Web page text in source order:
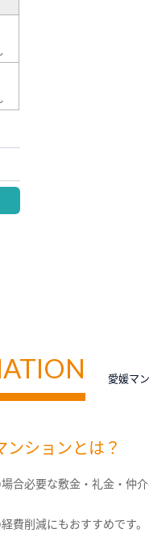
愛媛マ
ンションとは？
合必要な敷金・礼金・仲
費削減にもおすすめです。